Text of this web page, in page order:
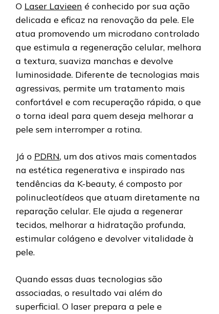
O Laser Lavieen é conhecido por sua ação
delicada e eficaz na renovação da pele. Ele
atua promovendo um microdano controlado
que estimula a regeneração celular, melhora
a textura, suaviza manchas e devolve
luminosidade. Diferente de tecnologias mais
agressivas, permite um tratamento mais
confortável e com recuperação rápida, o que
o torna ideal para quem deseja melhorar a
pele sem interromper a rotina.
Já o PDRN, um dos ativos mais comentados
na estética regenerativa e inspirado nas
tendências da K-beauty, é composto por
polinucleotídeos que atuam diretamente na
reparação celular. Ele ajuda a regenerar
tecidos, melhorar a hidratação profunda,
estimular colágeno e devolver vitalidade à
pele.
Quando essas duas tecnologias são
associadas, o resultado vai além do
superficial. O laser prepara a pele e